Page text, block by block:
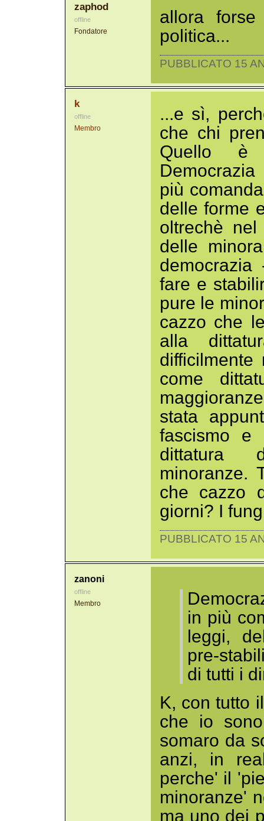
zaphod
offline
Fondatore
allora
politica...
PUBBLICATO 15
k
offline
Membro
...e sì,
che chi
Quello è
più
delle forme
oltrechè
delle
fare e
pure le
cazzo che
alla
difficilmente
come
stata
fascismo e
dittatura
minoranze.
che cazzo
giorni? I
PUBBLICATO 15
zanoni
offline
Membro
in più
leggi,
pre-
di tutti i
K, con tutto
che io
somaro da
anzi, in
perche' il
minoranze'
ma uno dei